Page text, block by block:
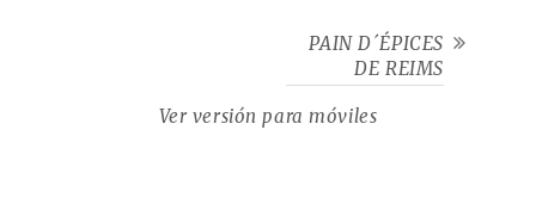
PAIN D´ÉPICES
DE REIMS
Ver versión para móviles